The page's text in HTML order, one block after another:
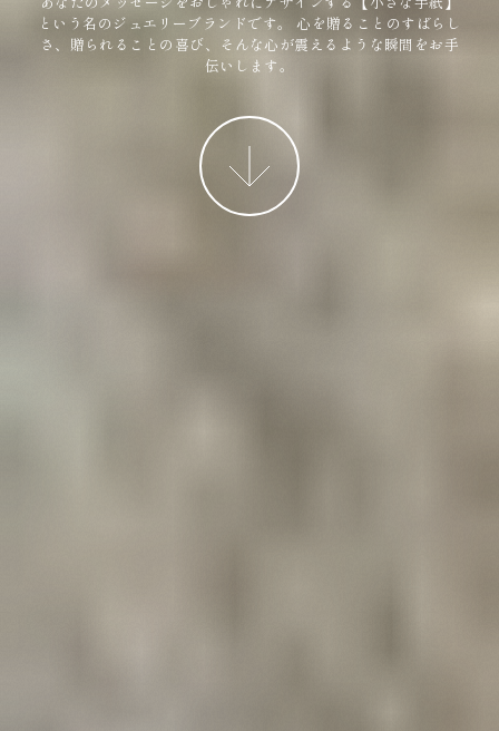
という名のジュエリーブランドです。
心を贈ることのすばらし
さ、贈られることの喜び、そんな心が震えるような瞬間をお手
伝いします。